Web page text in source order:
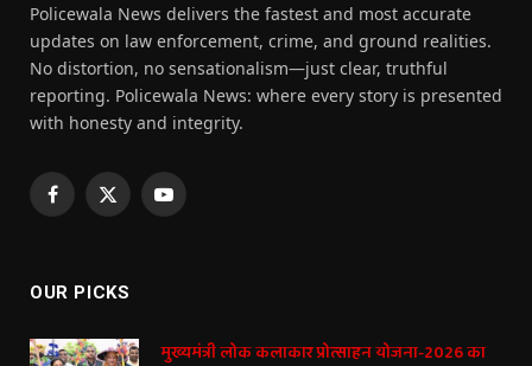
Policewala News delivers the fastest and most accurate
updates on law enforcement, crime, and ground realities.
No distortion, no sensationalism—just clear, truthful
reporting. Policewala News: where every story is presented
with honesty and integrity.
Facebook
X
YouTube
OUR PICKS
मुख्यमंत्री लोक कलाकार प्रोत्साहन योजना-2026 का